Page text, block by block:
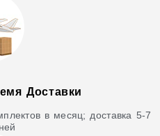
Доставки
в месяц; доставка 5-7